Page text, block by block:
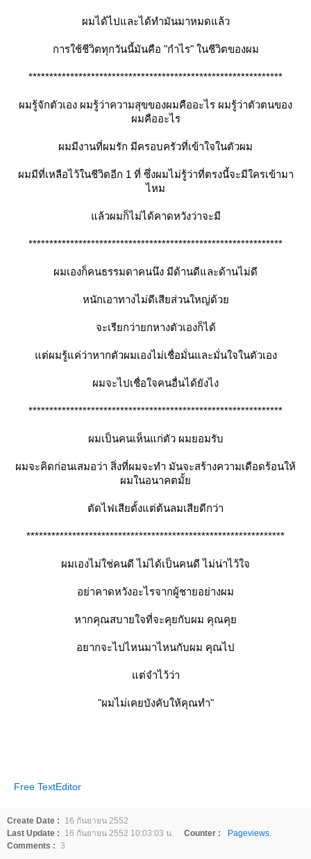
ผมได้ไปและได้ทำมันมาหมดแล้ว
การใช้ชีวิตทุกวันนี้มันคือ "กำไร" ในชีวิตของผม
*************************************************************
ผมรู้จักตัวเอง ผมรู้ว่าความสุขของผมคืออะไร ผมรู้ว่าตัวตนของ
ผมคืออะไร
ผมมีงานที่ผมรัก มีครอบครัวที่เข้าใจในตัวผม
ผมมีที่เหลือไว้ในชีวิตอีก 1 ที่ ซึ่งผมไม่รู้ว่าที่ตรงนี้จะมีใครเข้ามา
ไหม
ล้วผมก็ไม่ได้คาดหวังว่าจะมี
*************************************************************
ผมเองก็คนธรรมดาคนนึง มีด้านดีและด้านไม่ดี
หนักเอาทางไม่ดีเสียส่วนใหญ่ด้ว
จะเรียกว่ายกหางตัวเองก็ได้
ต่ผมรู้แค่ว่าหากตัวผมเองไม่เชื่อมั่นและมั่นใจในตัวเอง
ผมจะไปเชื่อใจคนอื่นได้ยังไง
*************************************************************
ผมเป็นคนเห็นแก่ตัว ผมยอมรับ
ผมจะคิดก่อนเสมอว่า สิ่งที่ผมจะทำ มันจะสร้างความเดือดร้อนให้
ผมในอนาคตมั้
ตัดไฟเสียตั้งแต่ต้นลมเสียดีกว่า
**************************************************************
ผมเองไม่ใช่คนดี ไม่ได้เป็นคนดี ไม่น่าไว้ใจ
อย่าคาดหวังอะไรจากผู้ชายอย่างผม
หากคุณสบายใจที่จะคุยกับผม คุณคุ
อยากจะไปไหนมาไหนกับผม คุณไป
ต่จำไว้ว่า
"ผมไม่เคยบังคับให้คุณทำ"
Free TextEditor
Create Date :
16 กันยายน 2552
Last Update :
16 กันยายน 2552 10:03:03 น. Counter :
Pageviews.
Comments : 3